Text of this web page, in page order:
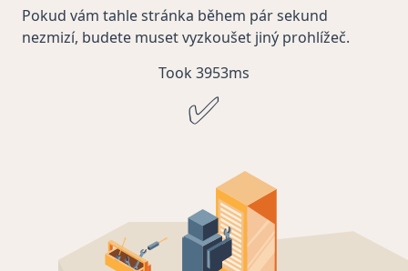
Pokud vám tahle stránka během pár sekund
nezmizí, budete muset vyzkoušet jiný prohlížeč.
Took 3953ms
✅